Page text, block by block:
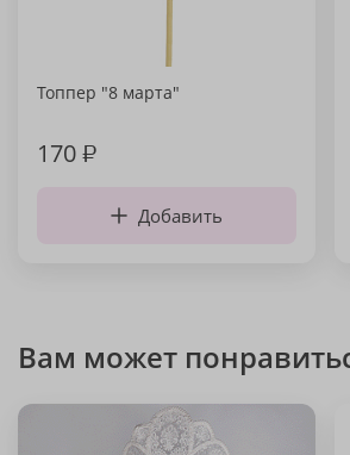
Топпер "8 марта"
170₽
Добавить
Вам может